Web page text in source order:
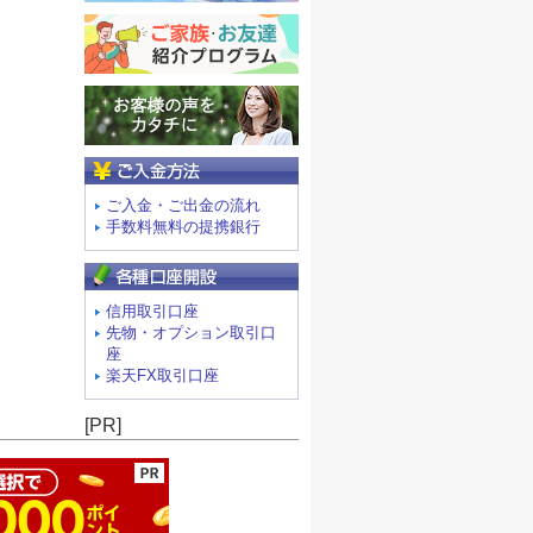
ご入金・ご出金の流れ
手数料無料の提携銀行
信用取引口座
先物・オプション取引口
座
楽天FX取引口座
[PR]